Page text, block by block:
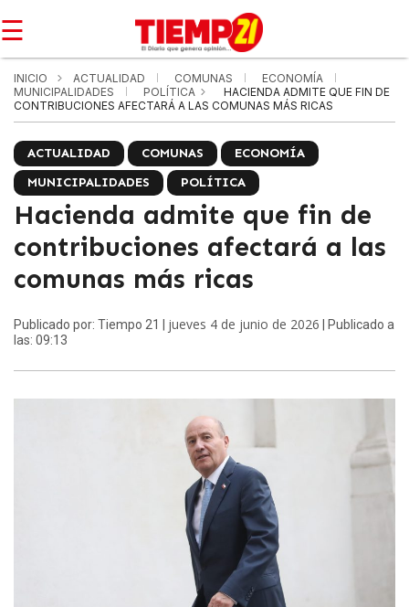
☰
INICIO ACTUALIDAD COMUNAS
ECONOMÍA
MUNICIPALIDADES
POLÍTICA
HACIENDA ADMITE QUE FIN DE
CONTRIBUCIONES AFECTARÁ A LAS COMUNAS MÁS RICAS
ACTUALIDAD COMUNAS
ECONOMÍA
MUNICIPALIDADES
POLÍTICA
Hacienda admite que fin de
contribuciones afectará a las
comunas más ricas
Publicado por: Tiempo 21 | jueves 4 de junio de 2026 | Publicado a
las: 09:13